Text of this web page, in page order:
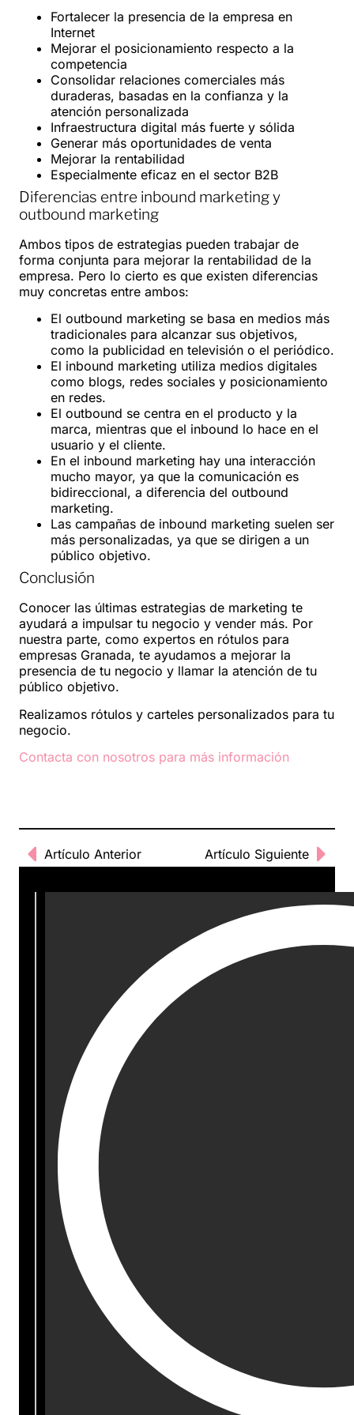
Fortalecer la presencia de la empresa en
Internet
Mejorar el posicionamiento respecto a la
competencia
Consolidar relaciones comerciales más
duraderas, basadas en la confianza y la
atención personalizada
Infraestructura digital más fuerte y sólida
Generar más oportunidades de venta
Mejorar la rentabilidad
Especialmente eficaz en el sector B2B
Diferencias entre inbound marketing y
outbound marketing
Ambos tipos de estrategias pueden trabajar de
forma conjunta para mejorar la rentabilidad de la
empresa. Pero lo cierto es que existen diferencias
muy concretas entre ambos:
El outbound marketing se basa en medios más
tradicionales para alcanzar sus objetivos,
como la publicidad en televisión o el periódico.
El inbound marketing utiliza medios digitales
como blogs, redes sociales y posicionamiento
en redes.
El outbound se centra en el producto y la
marca, mientras que el inbound lo hace en el
usuario y el cliente.
En el inbound marketing hay una interacción
mucho mayor, ya que la comunicación es
bidireccional, a diferencia del outbound
marketing.
Las campañas de inbound marketing suelen ser
más personalizadas, ya que se dirigen a un
público objetivo.
Conclusión
Conocer las últimas estrategias de marketing te
ayudará a impulsar tu negocio y vender más. Por
nuestra parte, como expertos en rótulos para
empresas Granada, te ayudamos a mejorar la
presencia de tu negocio y llamar la atención de tu
público objetivo.
Realizamos rótulos y carteles personalizados para tu
negocio.
Contacta con nosotros para más información
Artículo Anterior Artículo Siguiente